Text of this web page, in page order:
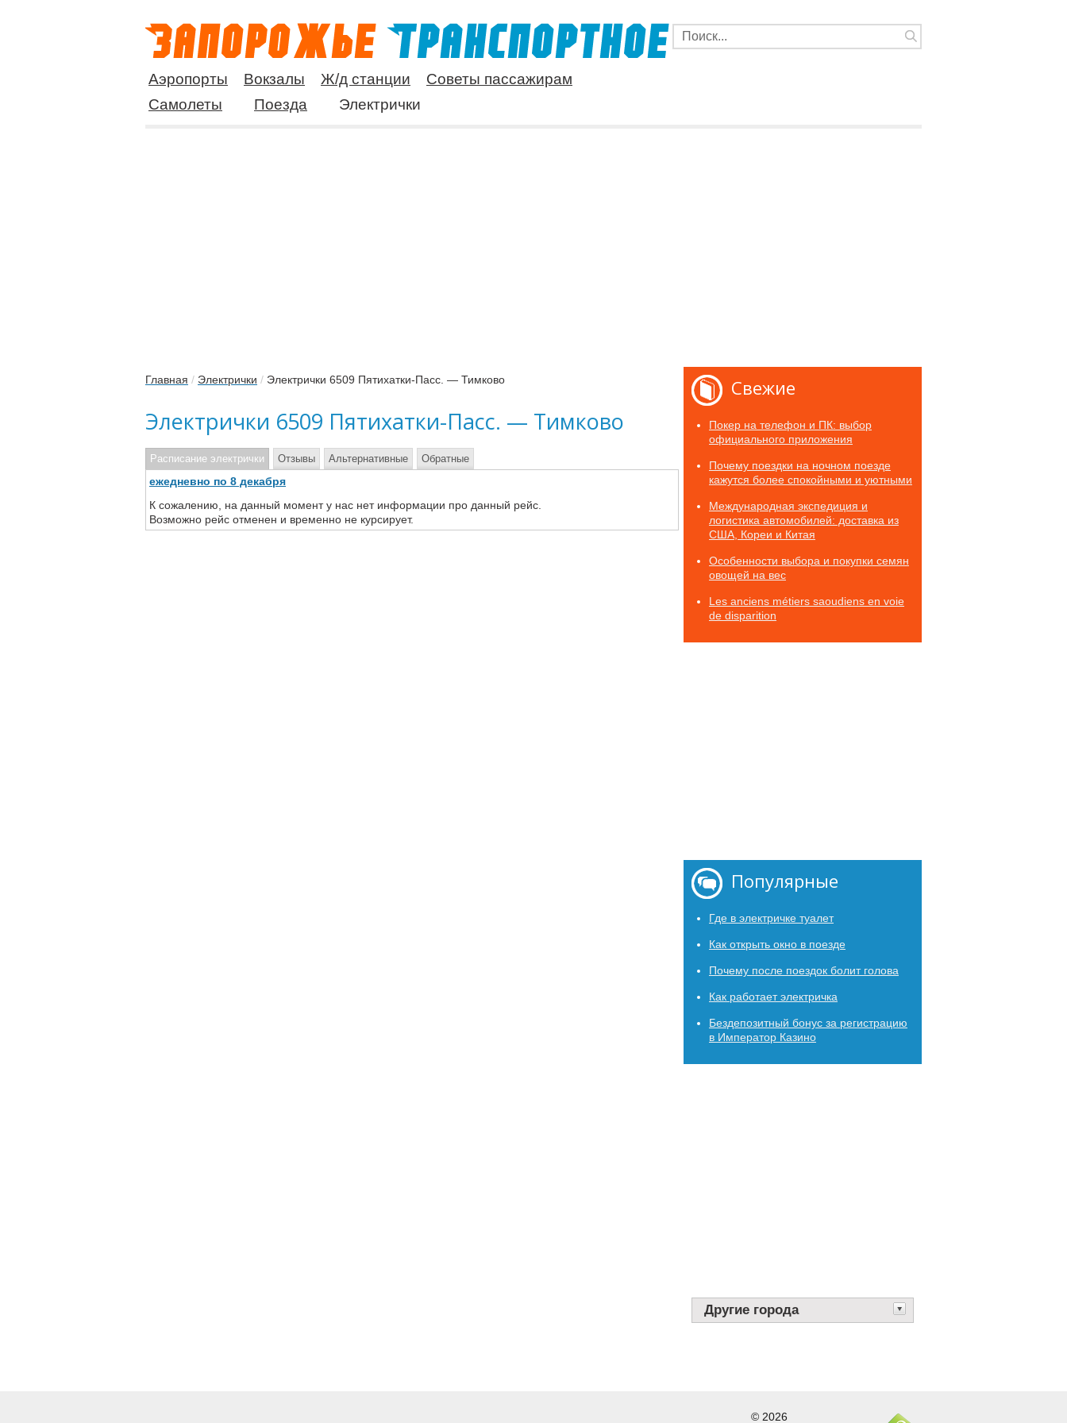
Аэропорты Вокзалы Ж/д станции
Советы пассажирам
Самолеты
Поезда Электрички
Главная / Электрички / Электрички 6509 Пятихатки-Пасс. — Тимково
Электрички 6509 Пятихатки-Пасс. — Тимково
Расписание электрички
ежедневно по 8 декабря
К сожалению, на данный момент у нас нет информации про данный рейс.
Возможно рейс отменен и временно не курсирует.
Отзывы Альтернативные Обратные
Свежие
Покер на телефон и ПК: выбор
официального приложения
Почему поездки на ночном поезде
кажутся более спокойными и уютными
Международная экспедиция и
логистика автомобилей: доставка из
США, Кореи и Китая
Особенности выбора и покупки семян
овощей на вес
Les anciens métiers saoudiens en voie
de disparition
Популярные
Где в электричке туалет
Как открыть окно в поезде
Почему после поездок болит голова
Как работает электричка
Бездепозитный бонус за регистрацию
в Император Казино
Другие города
© 2026